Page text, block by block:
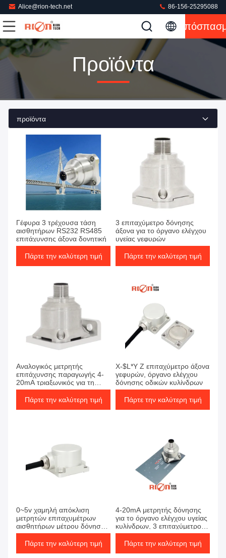
Alice@rion-tech.net 86-156-25295088
Προϊόντα
προϊόντα
Γέφυρα 3 τρέχουσα τάση
αισθητήρων RS232 RS485
επιτάχυνσης άξονα δονητική
Πάρτε την καλύτερη τιμή
3 επιταχύμετρο δόνησης
άξονα για το όργανο ελέγχου
υγείας γεφυρών
Πάρτε την καλύτερη τιμή
Αναλογικός μετρητής
επιτάχυνσης παραγωγής 4-
20mA τριαξωνικός για τη
γέφυρα/το σιδηρόδρομο
Πάρτε την καλύτερη τιμή
X-$L*Y Ζ επιταχύμετρο άξονα
γεφυρών, όργανο ελέγχου
δόνησης οδικών κυλίνδρων
Πάρτε την καλύτερη τιμή
0~5v χαμηλή απόκλιση
μετρητών επιταχυμέτρων
αισθητήρων μέτρου δόνησης
οδικών κυλίνδρων
παραγωγής
Πάρτε την καλύτερη τιμή
4-20mA μετρητής δόνησης
για το όργανο ελέγχου υγείας
κυλίνδρων, 3 επιταχύμετρο
άξονα MEMS
Πάρτε την καλύτερη τιμή